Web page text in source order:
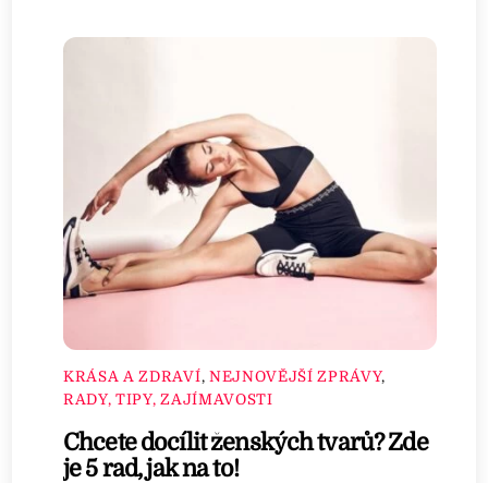
KRÁSA A ZDRAVÍ, NEJNOVĚJŠÍ ZPRÁVY,
RADY, TIPY, ZAJÍMAVOSTI
Chcete docílit ženských tvarů? Zde
je 5 rad, jak na to!